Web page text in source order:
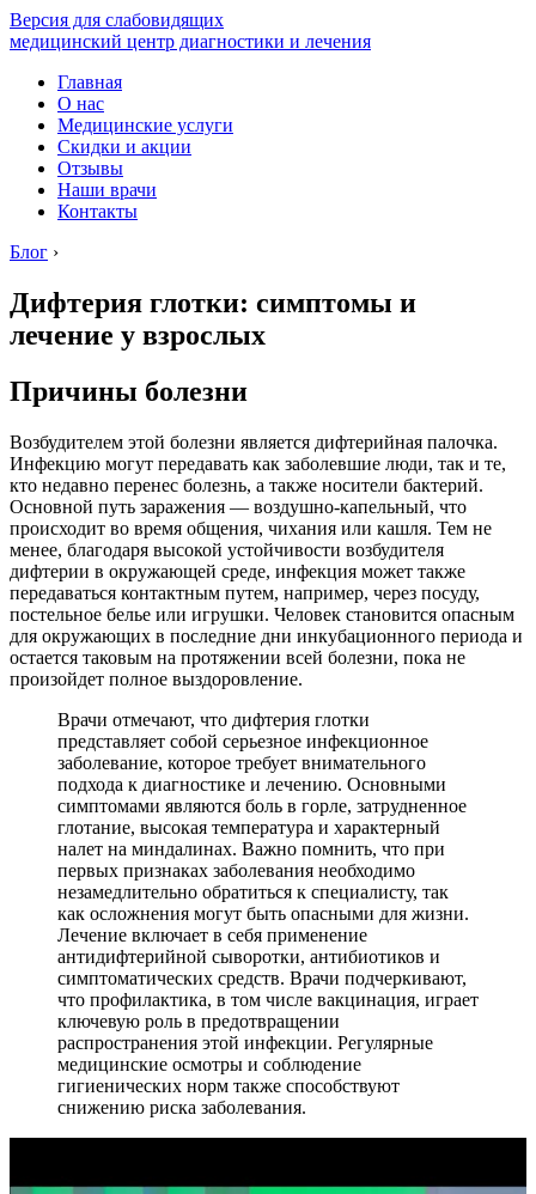
Версия для слабовидящих
медицинский центр диагностики и лечения
Главная
О нас
Медицинские услуги
Скидки и акции
Отзывы
Наши врачи
Контакты
Блог ›
Дифтерия глотки: симптомы и
лечение у взрослых
Причины болезни
Возбудителем этой болезни является дифтерийная палочка.
Инфекцию могут передавать как заболевшие люди, так и те,
кто недавно перенес болезнь, а также носители бактерий.
Основной путь заражения — воздушно-капельный, что
происходит во время общения, чихания или кашля. Тем не
менее, благодаря высокой устойчивости возбудителя
дифтерии в окружающей среде, инфекция может также
передаваться контактным путем, например, через посуду,
постельное белье или игрушки. Человек становится опасным
для окружающих в последние дни инкубационного периода и
остается таковым на протяжении всей болезни, пока не
произойдет полное выздоровление.
Врачи отмечают, что дифтерия глотки
представляет собой серьезное инфекционное
заболевание, которое требует внимательного
подхода к диагностике и лечению. Основными
симптомами являются боль в горле, затрудненное
глотание, высокая температура и характерный
налет на миндалинах. Важно помнить, что при
первых признаках заболевания необходимо
незамедлительно обратиться к специалисту, так
как осложнения могут быть опасными для жизни.
Лечение включает в себя применение
антидифтерийной сыворотки, антибиотиков и
симптоматических средств. Врачи подчеркивают,
что профилактика, в том числе вакцинация, играет
ключевую роль в предотвращении
распространения этой инфекции. Регулярные
медицинские осмотры и соблюдение
гигиенических норм также способствуют
снижению риска заболевания.